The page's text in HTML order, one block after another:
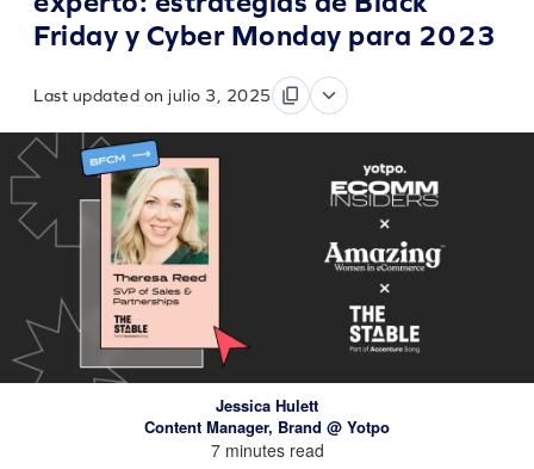
Friday y Cyber Monday para 2023
Last updated on julio 3, 2025
Jessica Hulett
Content Manager, Brand @ Yotpo
7 minutes read